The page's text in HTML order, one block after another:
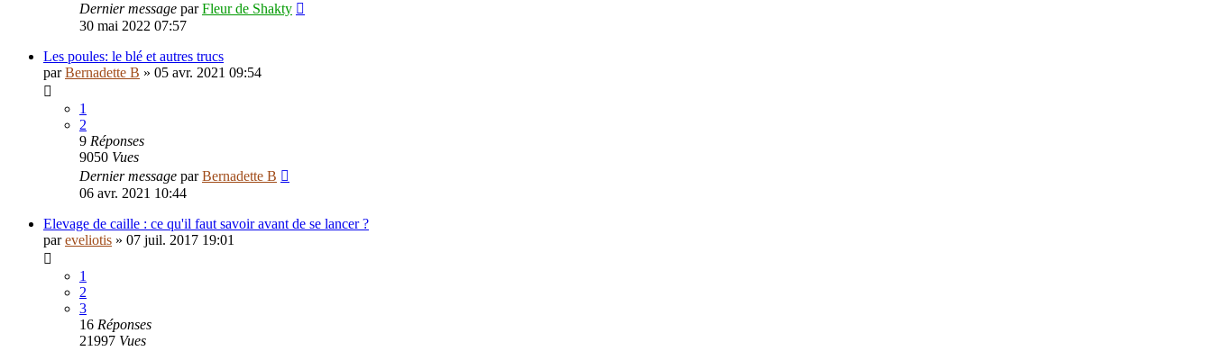
Dernier message parFleur de Shakty
30 mai 2022 07:57
Les poules: le blé et autres trucs
parBernadette B » 05 avr. 2021 09:54
1
2
9 Réponses
9050 Vues
Dernier message parBernadette B
06 avr. 2021 10:44
Elevage de caille : ce qu'il faut savoir avant de se lancer ?
pareveliotis » 07 juil. 2017 19:01
1
2
3
16 Réponses
21997 Vues